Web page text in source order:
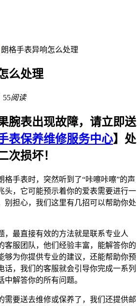
朗格手表异响怎么处理
么处理
55阅读
腕表出现故障，请立即送
表保养维修服务中心】处
次损坏！
格手表时，突然听到了“咔嚓咔嚓”的声
头，它可能预示着你的爱表需要进行一
别担心，我们这里有几招可以帮助你处
，最直接有效的方法就是联系专业人
客服团队，他们经验丰富，能解答你的
够为你提供专业的建议，还能帮助你预
话，我们的客服就会引导你完成一系列
解答你的所有问题。
需要送去维修或保养了，我们还提供邮